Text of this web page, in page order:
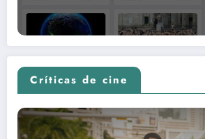
Críticas de cine